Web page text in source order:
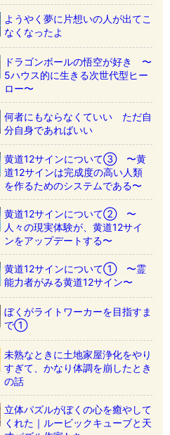
ようやく夢に片想いの人が出てこ
なくなったよ
ドラゴンボールの悟空が好き 〜
5ハウス的に生きる次世代型ヒー
ロー〜
何者にもならなくていい ただ自
分自身であればいい
黄道12サインについて③ 〜黄
道12サインは完成度の高い人類
を作るためのシステムである〜
黄道12サインについて② 〜
人々の現実体験が、黄道12サイ
ンをアップデートする〜
黄道12サインについて① 〜霊
能力者がみる黄道12サイン〜
ぼくがライトワーカーを目指すま
で①
未熟なときに土地家屋浄化をやり
すぎて、かなり体調を崩したとき
の話
立体パズルがぼくの心を癒やして
くれた｜ルービックキューブと天